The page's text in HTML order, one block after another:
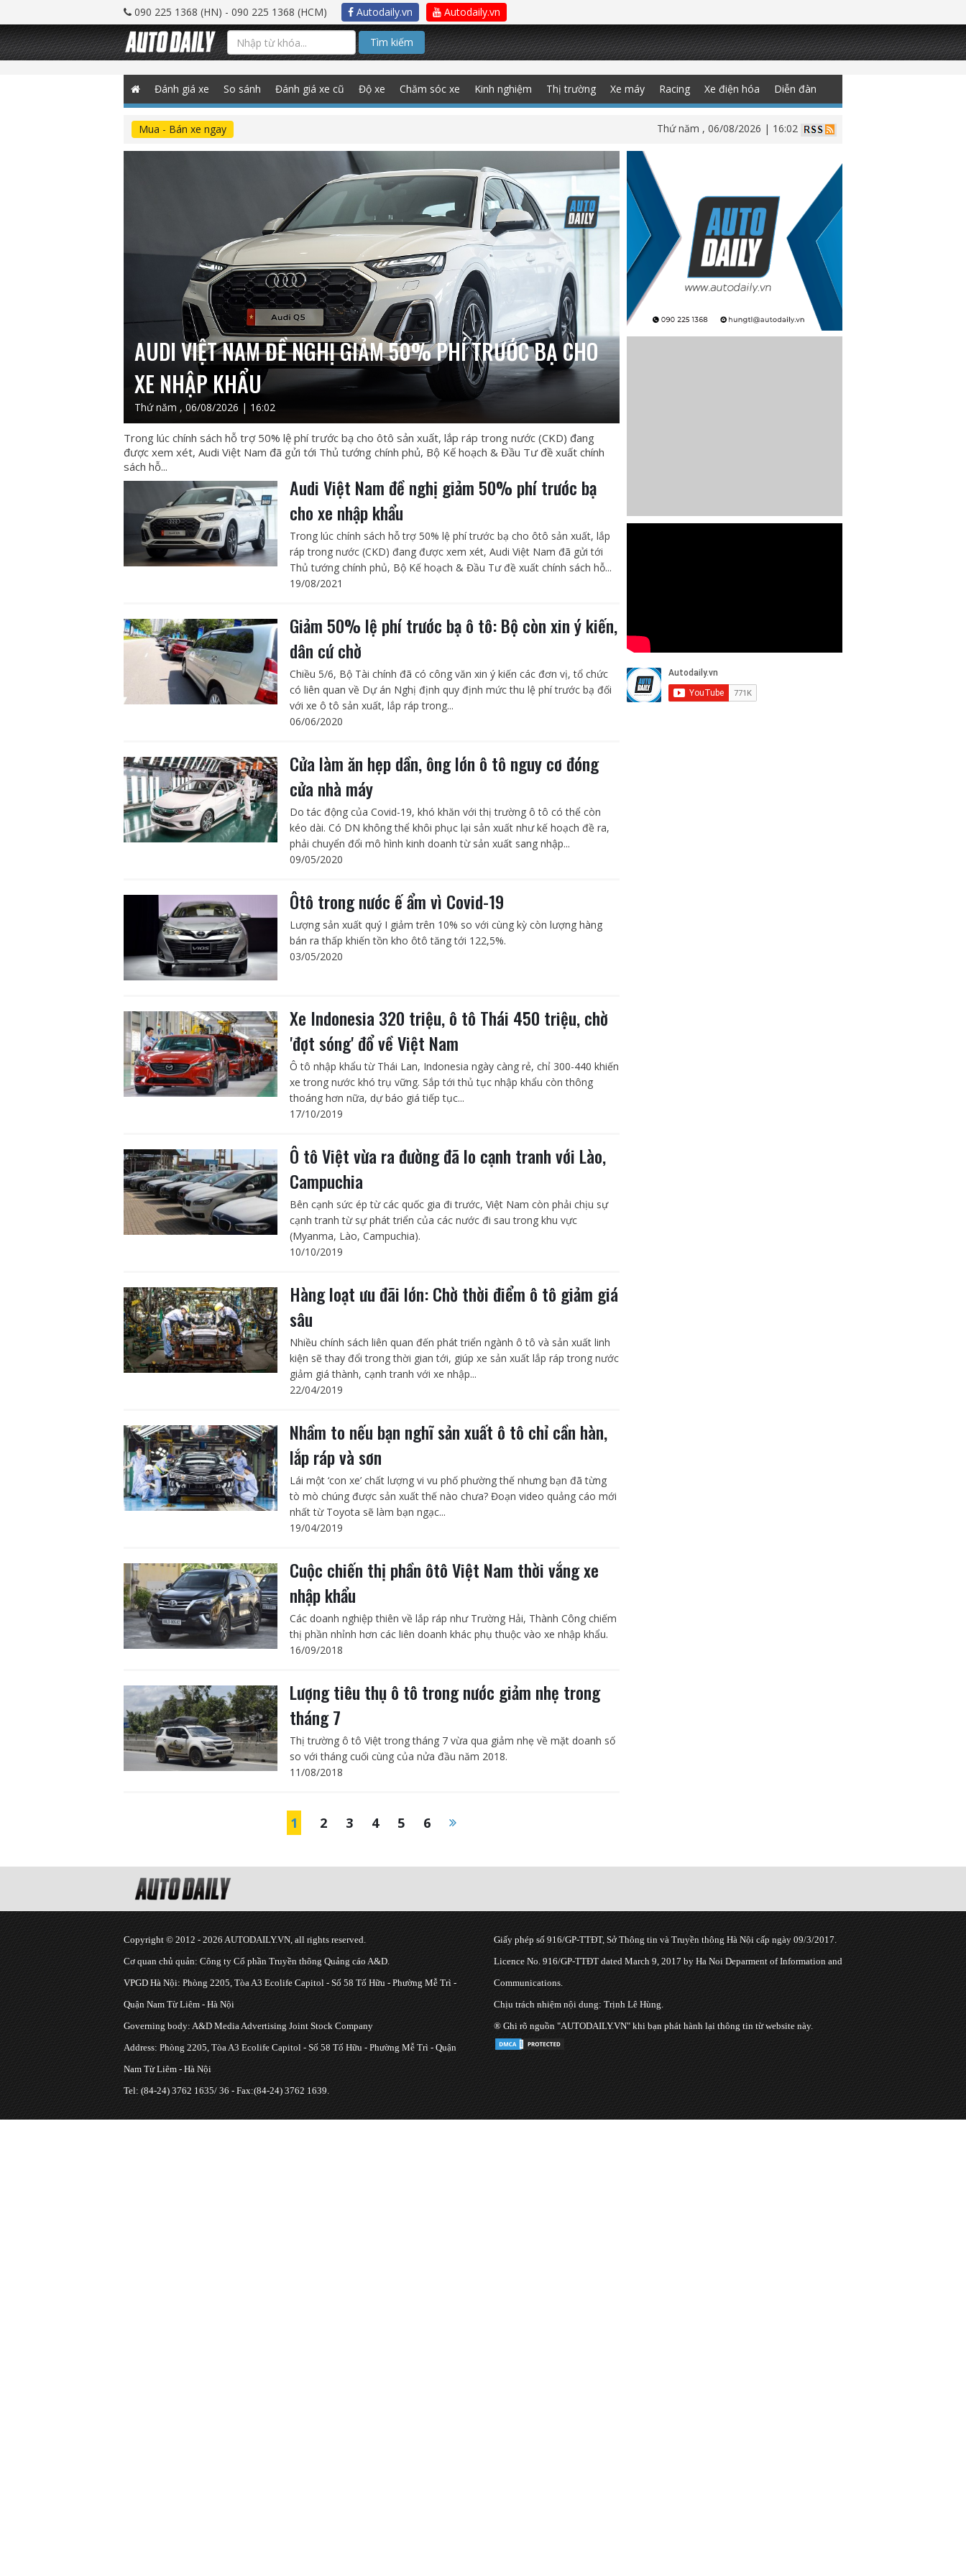
090 225 1368 (HN) - 090 225 1368 (HCM) Autodaily.vn Autodaily.vn
Tìm kiếm
Đánh giá xe So sánh Đánh giá xe cũ Độ xe Chăm sóc xe Kinh nghiệm Thị trường Xe máy Racing Xe điện hóa Diễn đàn
Mua - Bán xe ngay Thứ năm , 06/08/2026 | 16:02
AUDI VIỆT NAM ĐỀ NGHỊ GIẢM 50% PHÍ TRƯỚC BẠ CHO
XE NHẬP KHẨU
Thứ năm , 06/08/2026 | 16:02
Trong lúc chính sách hỗ trợ 50% lệ phí trước bạ cho ôtô sản xuất, lắp ráp trong nước (CKD) đang
được xem xét, Audi Việt Nam đã gửi tới Thủ tướng chính phủ, Bộ Kế hoạch & Đầu Tư đề xuất chính
sách hỗ...
Audi Việt Nam đề nghị giảm 50% phí trước bạ
cho xe nhập khẩu
Trong lúc chính sách hỗ trợ 50% lệ phí trước bạ cho ôtô sản xuất, lắp
ráp trong nước (CKD) đang được xem xét, Audi Việt Nam đã gửi tới
Thủ tướng chính phủ, Bộ Kế hoạch & Đầu Tư đề xuất chính sách hỗ...
19/08/2021
Giảm 50% lệ phí trước bạ ô tô: Bộ còn xin ý kiến,
dân cứ chờ
Chiều 5/6, Bộ Tài chính đã có công văn xin ý kiến các đơn vị, tổ chức
có liên quan về Dự án Nghị định quy định mức thu lệ phí trước bạ đối
với xe ô tô sản xuất, lắp ráp trong...
06/06/2020
Cửa làm ăn hẹp dần, ông lớn ô tô nguy cơ đóng
cửa nhà máy
Do tác động của Covid-19, khó khăn với thị trường ô tô có thể còn
kéo dài. Có DN không thể khôi phục lại sản xuất như kế hoạch đề ra,
phải chuyển đổi mô hình kinh doanh từ sản xuất sang nhập...
09/05/2020
Ôtô trong nước ế ẩm vì Covid-19
Lượng sản xuất quý I giảm trên 10% so với cùng kỳ còn lượng hàng
bán ra thấp khiến tồn kho ôtô tăng tới 122,5%.
03/05/2020
Xe Indonesia 320 triệu, ô tô Thái 450 triệu, chờ
'đợt sóng' đổ về Việt Nam
Ô tô nhập khẩu từ Thái Lan, Indonesia ngày càng rẻ, chỉ 300-440 khiến
xe trong nước khó trụ vững. Sắp tới thủ tục nhập khẩu còn thông
thoáng hơn nữa, dự báo giá tiếp tục...
17/10/2019
Ô tô Việt vừa ra đường đã lo cạnh tranh với Lào,
Campuchia
Bên cạnh sức ép từ các quốc gia đi trước, Việt Nam còn phải chịu sự
cạnh tranh từ sự phát triển của các nước đi sau trong khu vực
(Myanma, Lào, Campuchia).
10/10/2019
Hàng loạt ưu đãi lớn: Chờ thời điểm ô tô giảm giá
sâu
Nhiều chính sách liên quan đến phát triển ngành ô tô và sản xuất linh
kiện sẽ thay đổi trong thời gian tới, giúp xe sản xuất lắp ráp trong nước
giảm giá thành, cạnh tranh với xe nhập...
22/04/2019
Nhầm to nếu bạn nghĩ sản xuất ô tô chỉ cần hàn,
lắp ráp và sơn
Lái một ‘con xe’ chất lượng vi vu phố phường thế nhưng bạn đã từng
tò mò chúng được sản xuất thế nào chưa? Đoạn video quảng cáo mới
nhất từ Toyota sẽ làm bạn ngạc...
19/04/2019
Cuộc chiến thị phần ôtô Việt Nam thời vắng xe
nhập khẩu
Các doanh nghiệp thiên về lắp ráp như Trường Hải, Thành Công chiếm
thị phần nhỉnh hơn các liên doanh khác phụ thuộc vào xe nhập khẩu.
16/09/2018
Lượng tiêu thụ ô tô trong nước giảm nhẹ trong
tháng 7
Thị trường ô tô Việt trong tháng 7 vừa qua giảm nhẹ về mặt doanh số
so với tháng cuối cùng của nửa đầu năm 2018.
11/08/2018
1 2 3 4 5 6
Copyright © 2012 - 2026 AUTODAILY.VN, all rights reserved.
Cơ quan chủ quản: Công ty Cổ phần Truyền thông Quảng cáo A&D.
VPGD Hà Nội: Phòng 2205, Tòa A3 Ecolife Capitol - Số 58 Tố Hữu - Phường Mễ Trì -
Quận Nam Từ Liêm - Hà Nội
Governing body: A&D Media Advertising Joint Stock Company
Address: Phòng 2205, Tòa A3 Ecolife Capitol - Số 58 Tố Hữu - Phường Mễ Trì - Quận
Nam Từ Liêm - Hà Nội
Tel: (84-24) 3762 1635/ 36 - Fax:(84-24) 3762 1639.
Giấy phép số 916/GP-TTĐT, Sở Thông tin và Truyền thông Hà Nội cấp ngày 09/3/2017.
Licence No. 916/GP-TTĐT dated March 9, 2017 by Ha Noi Deparment of Information and
Communications.
Chịu trách nhiệm nội dung: Trịnh Lê Hùng.
® Ghi rõ nguồn "AUTODAILY.VN" khi bạn phát hành lại thông tin từ website này.